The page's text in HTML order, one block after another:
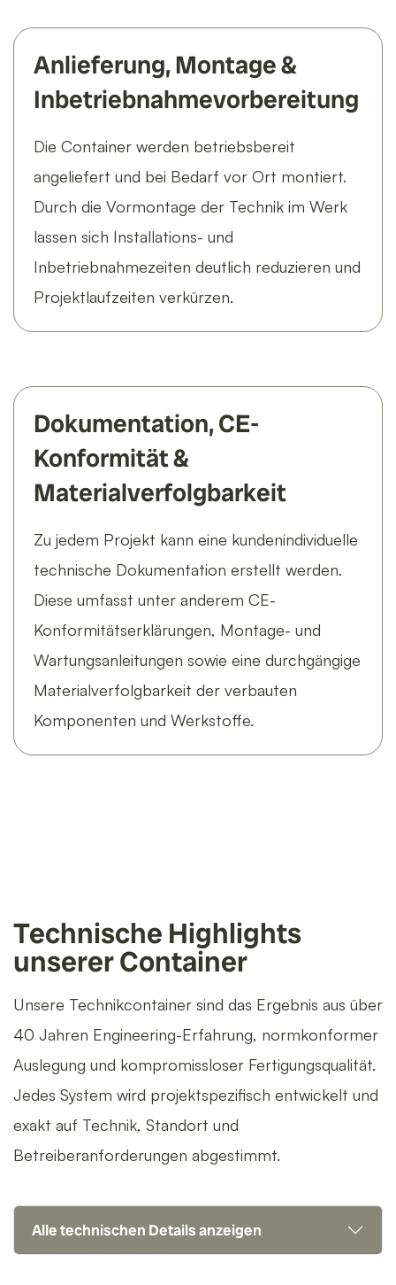
Anlieferung, Montage &
Inbetriebnahmevorbereitung
Die Container werden betriebsbereit
angeliefert und bei Bedarf vor Ort montiert.
Durch die Vormontage der Technik im Werk
lassen sich Installations- und
Inbetriebnahmezeiten deutlich reduzieren und
Projektlaufzeiten verkürzen.
Dokumentation, CE-
Konformität &
Materialverfolgbarkeit
Zu jedem Projekt kann eine kundenindividuelle
technische Dokumentation erstellt werden.
Diese umfasst unter anderem CE-
Konformitätserklärungen, Montage- und
Wartungsanleitungen sowie eine durchgängige
Materialverfolgbarkeit der verbauten
Komponenten und Werkstoffe.
Technische Highlights
unserer Container
Unsere Technikcontainer sind das Ergebnis aus über
40 Jahren Engineering-Erfahrung, normkonformer
Auslegung und kompromissloser Fertigungsqualität.
Jedes System wird projektspezifisch entwickelt und
exakt auf Technik, Standort und
Betreiberanforderungen abgestimmt.
Alle technischen Details anzeigen